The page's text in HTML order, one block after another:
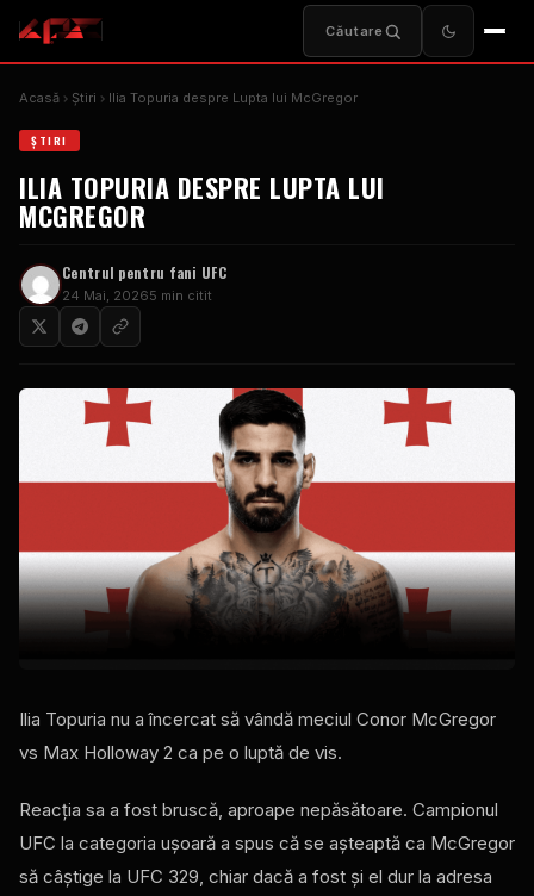
Căutare
Acasă Ştiri Ilia Topuria despre Lupta lui McGregor
ŞTIRI
ILIA TOPURIA DESPRE LUPTA LUI
MCGREGOR
Centrul pentru fani UFC
24 Mai, 20265 min citit
Ilia Topuria nu a încercat să vândă meciul Conor McGregor
vs Max Holloway 2 ca pe o luptă de vis.
Reacția sa a fost bruscă, aproape nepăsătoare. Campionul
UFC la categoria ușoară a spus că se așteaptă ca McGregor
să câștige la UFC 329, chiar dacă a fost și el dur la adresa